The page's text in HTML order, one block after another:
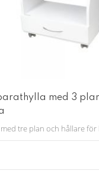
med 3
med tre plan och hållare